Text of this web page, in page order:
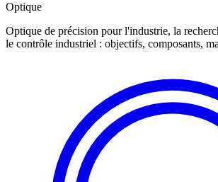
Optique
Optique de précision pour l'industrie, la
le contrôle industriel : objectifs, composants,